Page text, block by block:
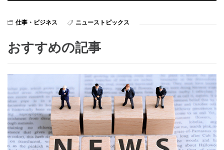
仕事・ビジネス ニューストピックス
おすすめの記事